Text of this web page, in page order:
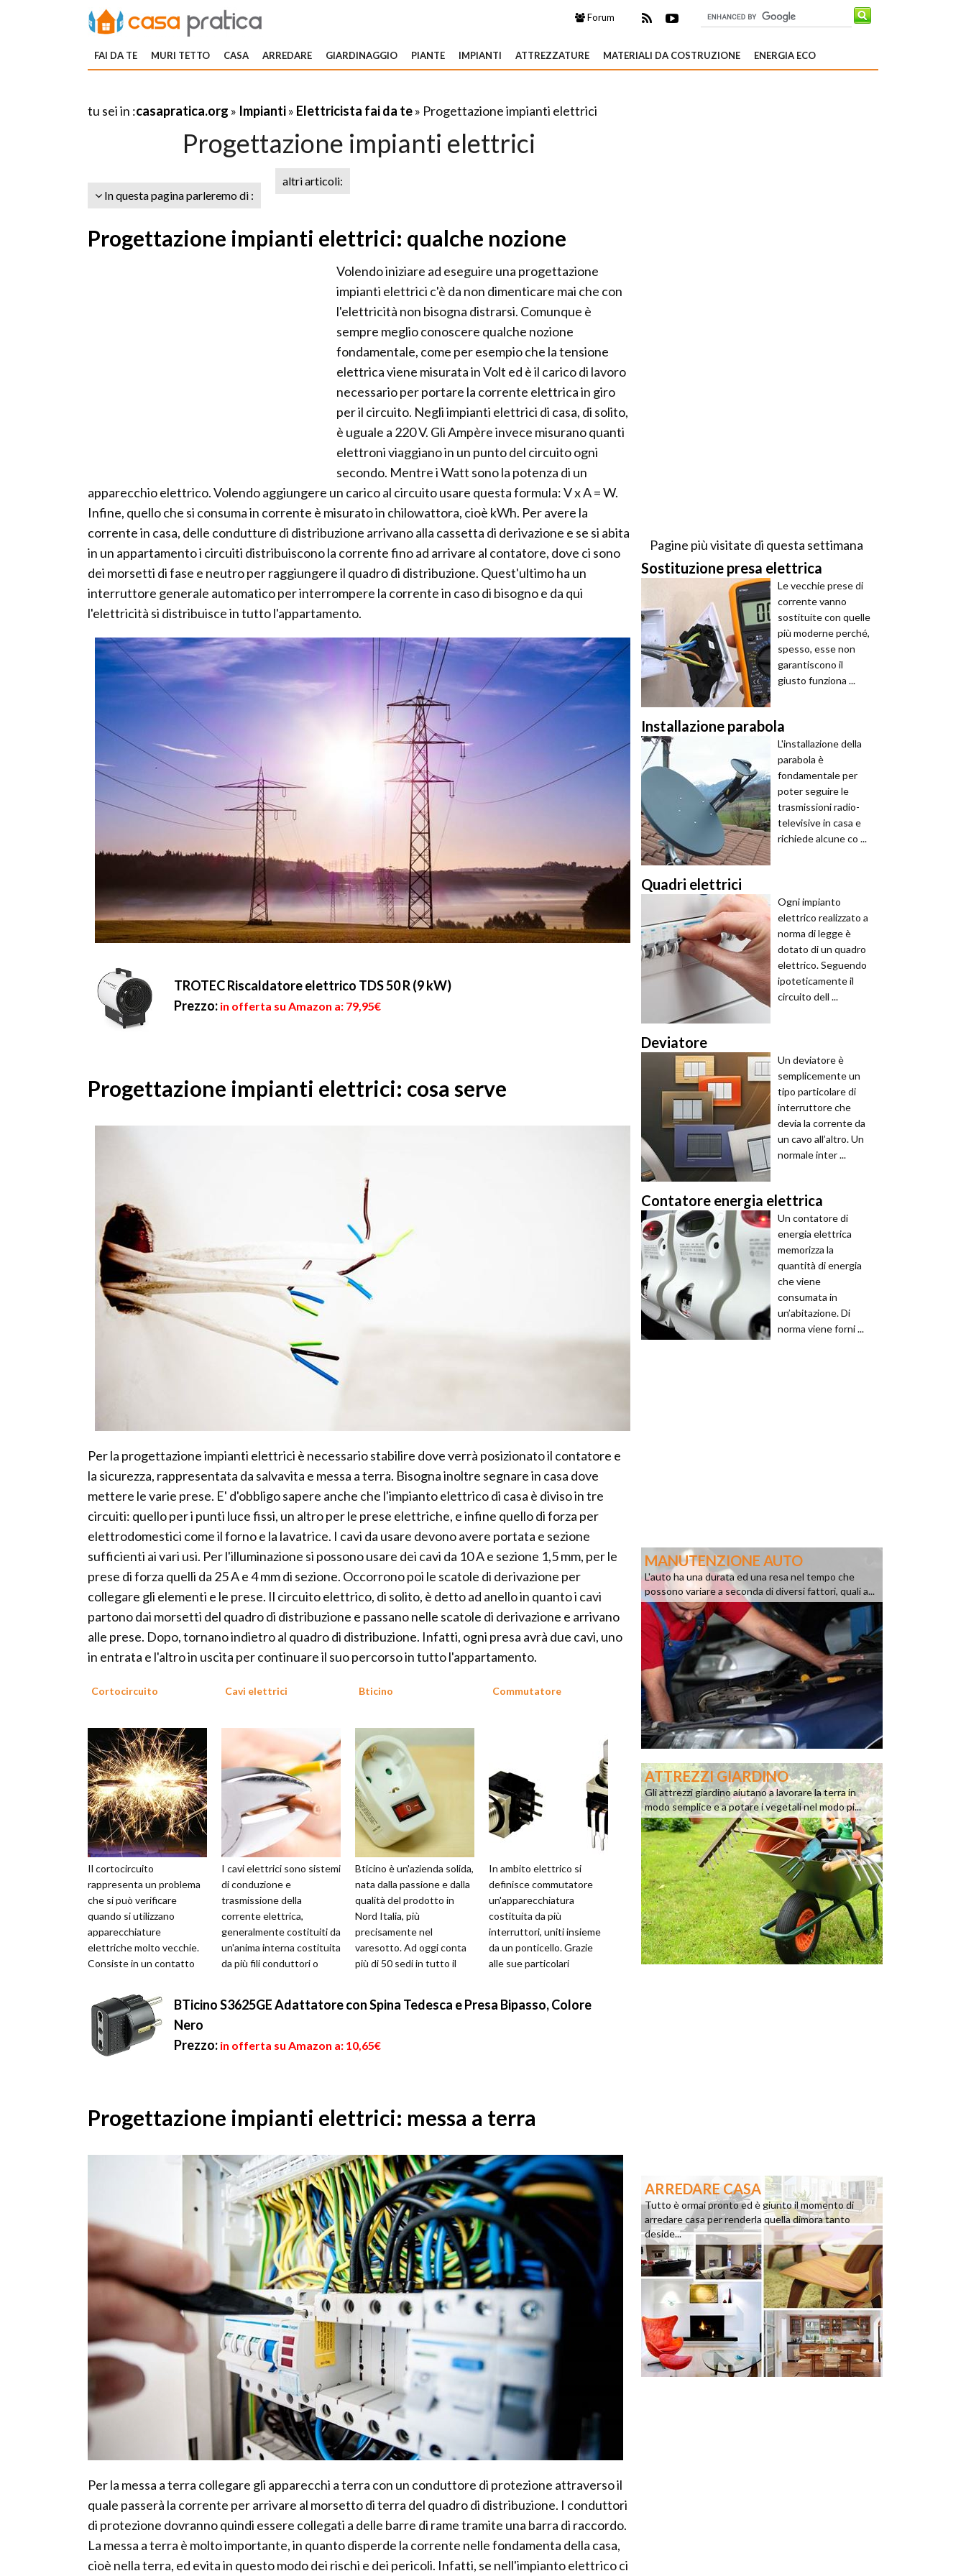
Forum
FAI DA TE MURI TETTO CASA ARREDARE GIARDINAGGIO PIANTE IMPIANTI ATTREZZATURE MATERIALI DA COSTRUZIONE ENERGIA ECO
tu sei in :casapratica.org » Impianti» Elettricista fai da te» Progettazione impianti elettrici
Progettazione impianti elettrici
In questa pagina parleremo di :
altri articoli:
Progettazione impianti elettrici: qualche nozione
Volendo iniziare ad eseguire una progettazione
impianti elettrici c'è da non dimenticare mai che con
l'elettricità non bisogna distrarsi. Comunque è
sempre meglio conoscere qualche nozione
fondamentale, come per esempio che la tensione
elettrica viene misurata in Volt ed è il carico di lavoro
necessario per portare la corrente elettrica in giro
per il circuito. Negli impianti elettrici di casa, di solito,
è uguale a 220 V. Gli Ampère invece misurano quanti
elettroni viaggiano in un punto del circuito ogni
secondo. Mentre i Watt sono la potenza di un
apparecchio elettrico. Volendo aggiungere un carico al circuito usare questa formula: V x A = W.
Infine, quello che si consuma in corrente è misurato in chilowattora, cioè kWh. Per avere la
corrente in casa, delle condutture di distribuzione arrivano alla cassetta di derivazione e se si abita
in un appartamento i circuiti distribuiscono la corrente fino ad arrivare al contatore, dove ci sono
dei morsetti di fase e neutro per raggiungere il quadro di distribuzione. Quest'ultimo ha un
interruttore generale automatico per interrompere la corrente in caso di bisogno e da qui
l'elettricità si distribuisce in tutto l'appartamento.
TROTEC Riscaldatore elettrico TDS 50 R (9 kW)
Prezzo: in offerta su Amazon a: 79,95€
Progettazione impianti elettrici: cosa serve
Per la progettazione impianti elettrici è necessario stabilire dove verrà posizionato il contatore e
la sicurezza, rappresentata da salvavita e messa a terra. Bisogna inoltre segnare in casa dove
mettere le varie prese. E' d'obbligo sapere anche che l'impianto elettrico di casa è diviso in tre
circuiti: quello per i punti luce fissi, un altro per le prese elettriche, e infine quello di forza per
elettrodomestici come il forno e la lavatrice. I cavi da usare devono avere portata e sezione
sufficienti ai vari usi. Per l'illuminazione si possono usare dei cavi da 10 A e sezione 1,5 mm, per le
prese di forza quelli da 25 A e 4 mm di sezione. Occorrono poi le scatole di derivazione per
collegare gli elementi e le prese. Il circuito elettrico, di solito, è detto ad anello in quanto i cavi
partono dai morsetti del quadro di distribuzione e passano nelle scatole di derivazione e arrivano
alle prese. Dopo, tornano indietro al quadro di distribuzione. Infatti, ogni presa avrà due cavi, uno
in entrata e l'altro in uscita per continuare il suo percorso in tutto l'appartamento.
Cortocircuito
Il cortocircuito
rappresenta un problema
che si può verificare
quando si utilizzano
apparecchiature
elettriche molto vecchie.
Consiste in un contatto
accidentalmente tra due
pola...
Cavi elettrici
I cavi elettrici sono sistemi
di conduzione e
trasmissione della
corrente elettrica,
generalmente costituiti da
un'anima interna costituita
da più fili conduttori o
Bticino
Bticino è un'azienda solida,
nata dalla passione e dalla
qualità del prodotto in
Nord Italia, più
precisamente nel
varesotto. Ad oggi conta
più di 50 sedi in tutto il
Commutatore
In ambito elettrico si
definisce commutatore
un'apparecchiatura
costituita da più
interruttori, uniti insieme
da un ponticello. Grazie
alle sue particolari
atti...
BTicino S3625GE Adattatore con Spina Tedesca e Presa Bipasso, Colore
Nero
Prezzo: in offerta su Amazon a: 10,65€
Progettazione impianti elettrici: messa a terra
Per la messa a terra collegare gli apparecchi a terra con un conduttore di protezione attraverso il
quale passerà la corrente per arrivare al morsetto di terra del quadro di distribuzione. I conduttori
di protezione dovranno quindi essere collegati a delle barre di rame tramite una barra di raccordo.
La messa a terra è molto importante, in quanto disperde la corrente nelle fondamenta della casa,
cioè nella terra, ed evita in questo modo dei rischi e dei pericoli. Infatti, se nell'impianto elettrico ci
Pagine più visitate di questa settimana
Sostituzione presa elettrica
Le vecchie prese di
corrente vanno
sostituite con quelle
più moderne perché,
spesso, esse non
garantiscono il
giusto funziona ...
Installazione parabola
L'installazione della
parabola è
fondamentale per
poter seguire le
trasmissioni radio-
televisive in casa e
richiede alcune co ...
Quadri elettrici
Ogni impianto
elettrico realizzato a
norma di legge è
dotato di un quadro
elettrico. Seguendo
ipoteticamente il
circuito dell ...
Deviatore
Un deviatore è
semplicemente un
tipo particolare di
interruttore che
devia la corrente da
un cavo all’altro. Un
normale inter ...
Contatore energia elettrica
Un contatore di
energia elettrica
memorizza la
quantità di energia
che viene
consumata in
un’abitazione. Di
norma viene forni ...
MANUTENZIONE AUTO
L'auto ha una durata ed una resa nel tempo che
possono variare a seconda di diversi fattori, quali a...
ATTREZZI GIARDINO
Gli attrezzi giardino aiutano a lavorare la terra in
modo semplice e a potare i vegetali nel modo pi...
ARREDARE CASA
Tutto è ormai pronto ed è giunto il momento di
arredare casa per renderla quella dimora tanto
deside...